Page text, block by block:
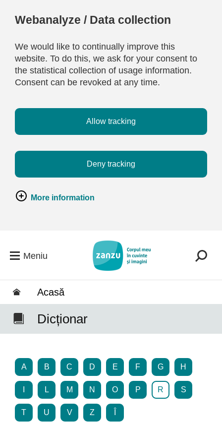
Webanalyze / Data collection
We would like to continually improve this
website. To do this, we ask for your consent to
the statistical collection of usage information.
Consent can be revoked at any time.
Allow tracking
Deny tracking
More information
Meniu
Acasă
Dicționar
A B C D E F G H
L M N O P R S
T U V Z